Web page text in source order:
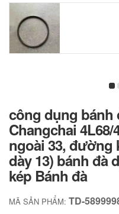
công dụng bánh
Changchai
ngoài 33, đường
dày 13) bánh đà
kép Bánh đà
MÃ SẢN PHẨM: TD-